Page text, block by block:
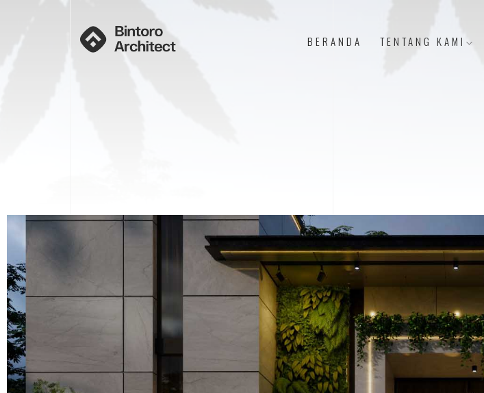
BERANDA TENTANG KAMI